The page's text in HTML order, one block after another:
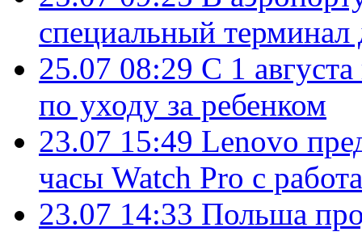
специальный терминал
25.07 08:29 С 1
по уходу за ребенком
23.07 15:49 Lenovo
часы Watch Pro с
23.07 14:33 Польша